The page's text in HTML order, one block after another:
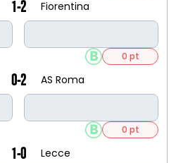
Fiorentina
1-2
AS Roma
0-2
0 pt
Lecce
1-0
0 pt